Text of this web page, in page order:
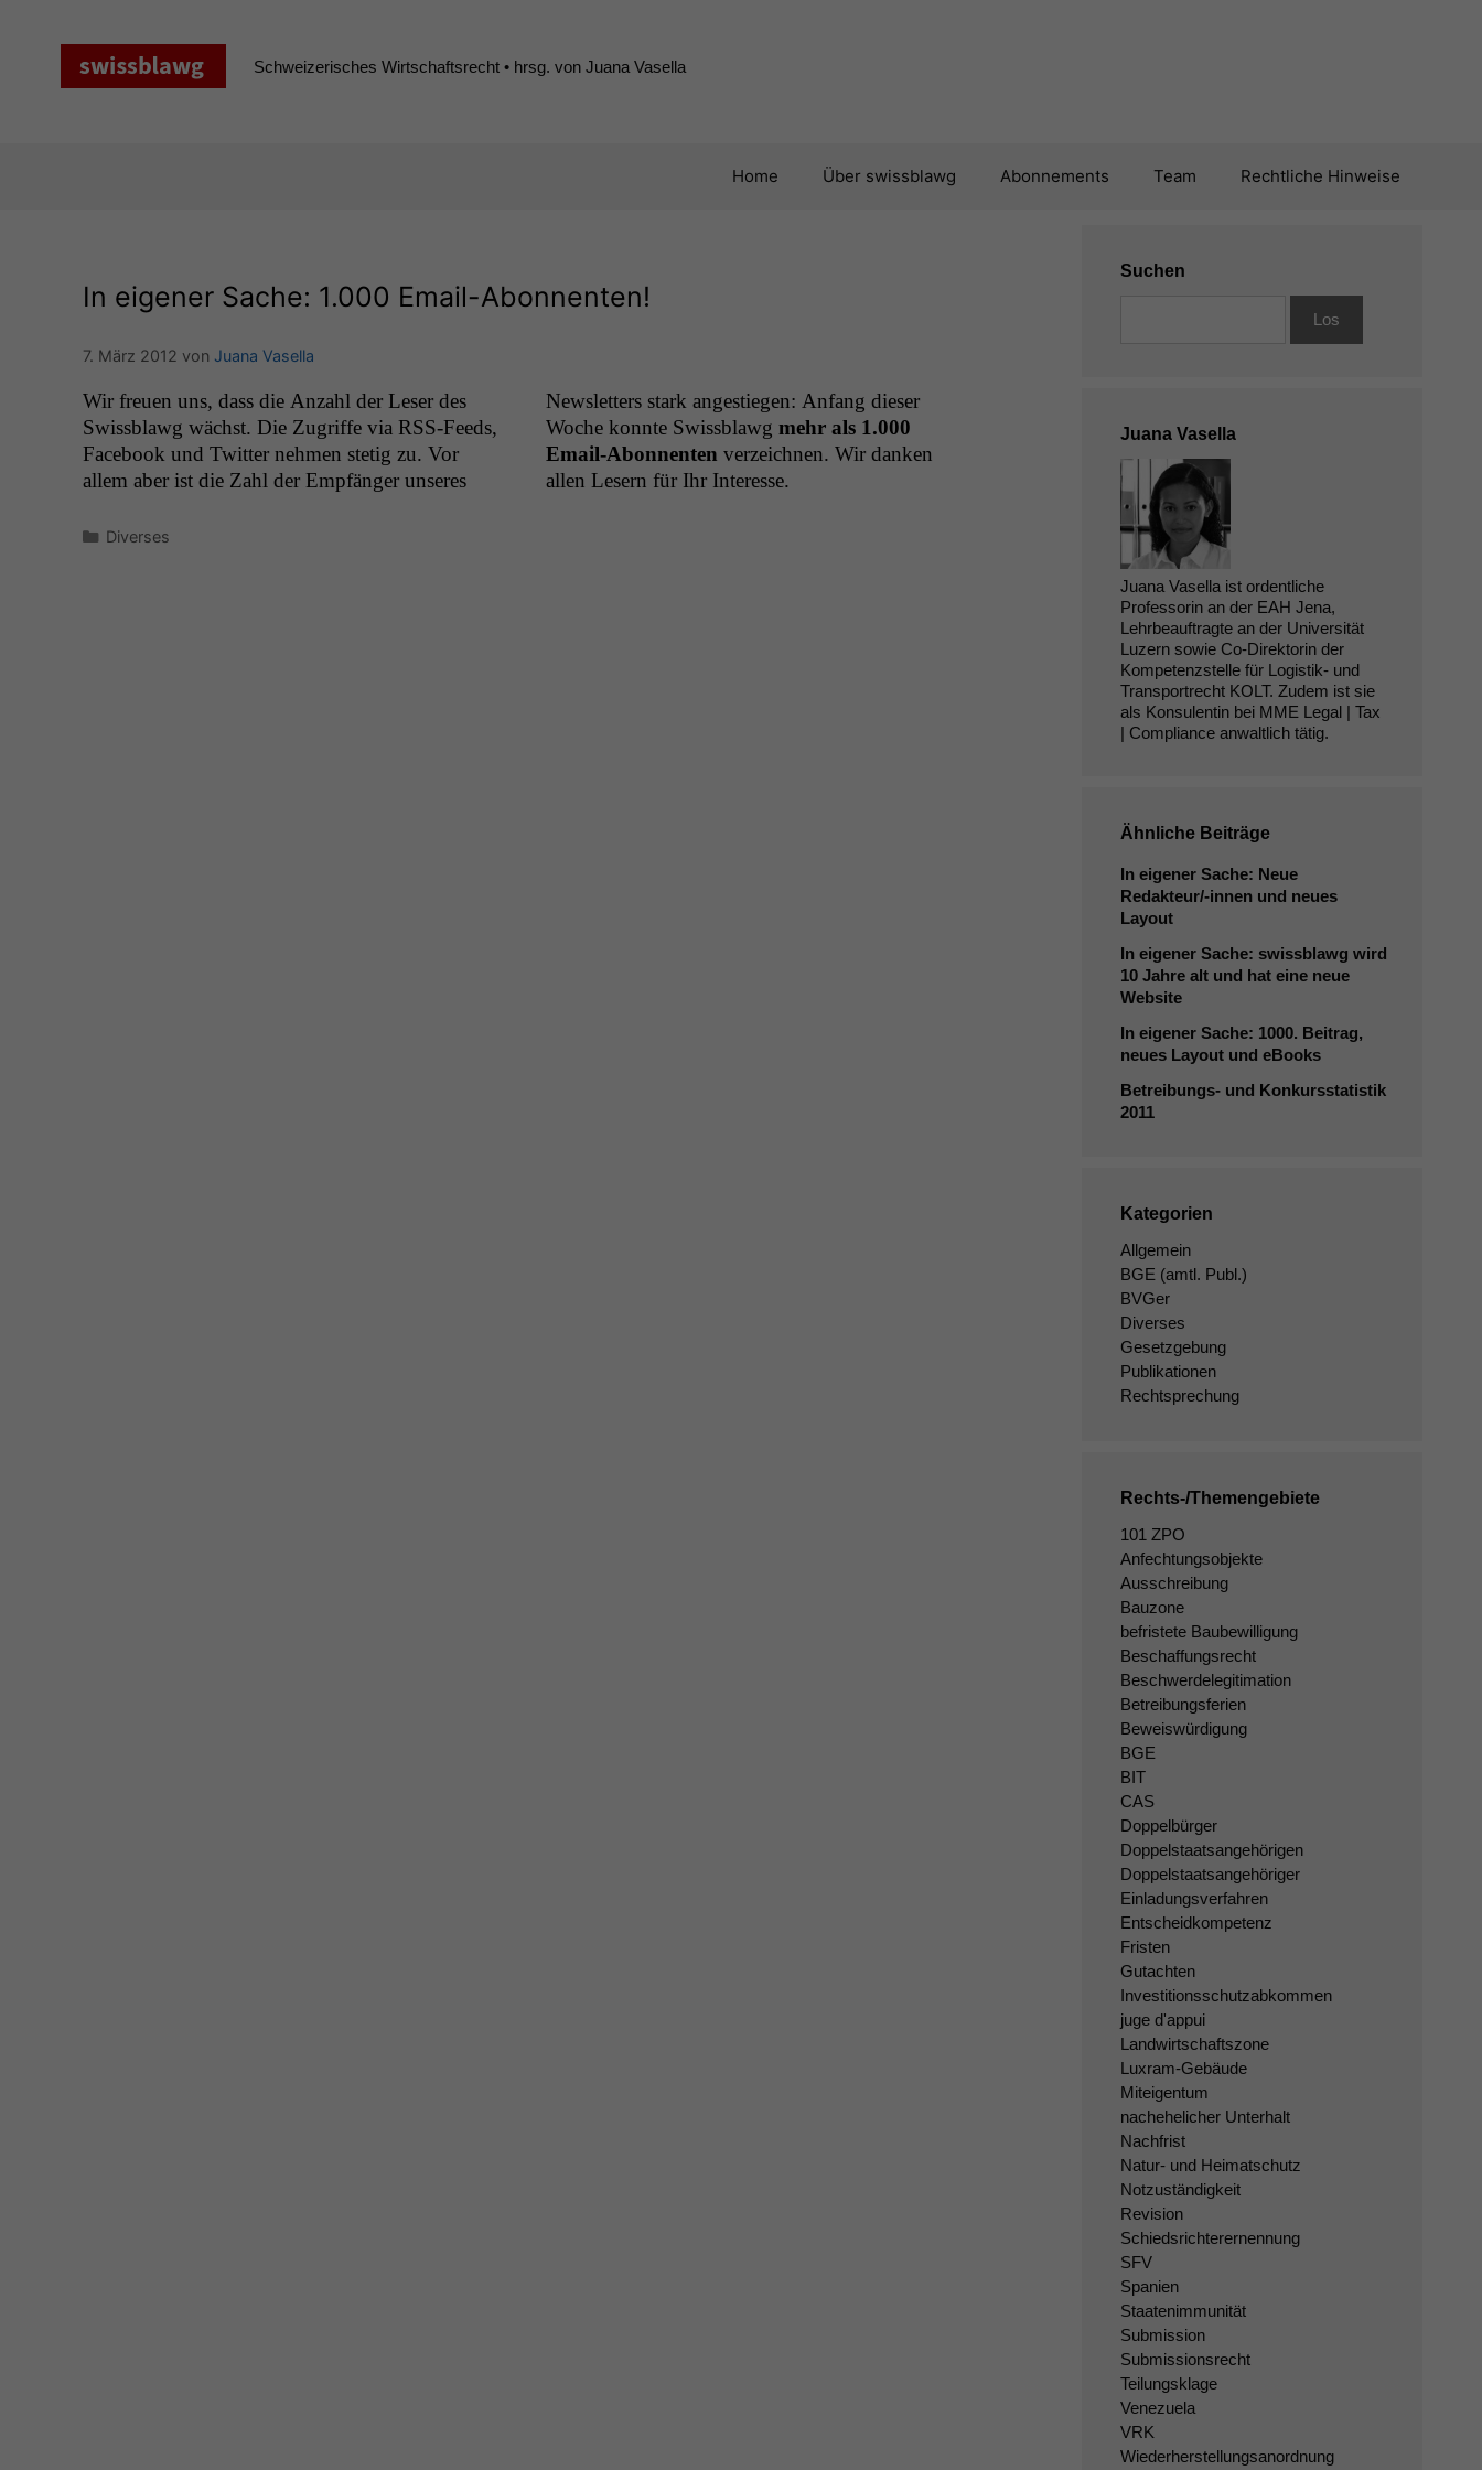
Schweizerisches Wirtschaftsrecht • hrsg. von Juana Vasella
Home Über swissblawg Abonnements Team Rechtliche Hinweise
In eigener Sache: 1.000 Email-Abonnenten!
7. März 2012 von Juana Vasella
Wir freuen uns, dass die Anzahl der Leser des
Swiss­blawg wächst. Die Zugriffe via RSS-Feeds,
Face­book und Twit­ter nehmen stetig zu. Vor
allem aber ist die Zahl der Empfänger unseres
Newslet­ters stark angestiegen: Anfang dieser
Woche kon­nte Swiss­blawg mehr als 1.000
Email-Abon­nen­ten verze­ich­nen. Wir danken
allen Lesern für Ihr Interesse.
Kategorien
Diverses
Suchen
Juana Vasella
Juana Vasella ist ordentliche
Professorin an der EAH Jena,
Lehrbeauftragte an der Universität
Luzern sowie Co-Direktorin der
Kompetenzstelle für Logistik- und
Transportrecht KOLT. Zudem ist sie
als Konsulentin bei MME Legal | Tax
| Compliance anwaltlich tätig.
Ähnliche Beiträge
In eigener Sache: Neue
Redakteur/-innen und neues
Layout
In eigener Sache: swissblawg wird
10 Jahre alt und hat eine neue
Website
In eigener Sache: 1000. Beitrag,
neues Layout und eBooks
Betreibungs- und Konkursstatistik
2011
Kategorien
Allgemein
BGE (amtl. Publ.)
BVGer
Diverses
Gesetzgebung
Publikationen
Rechtsprechung
Rechts-/Themengebiete
101 ZPO
Anfechtungsobjekte
Ausschreibung
Bauzone
befristete Baubewilligung
Beschaffungsrecht
Beschwerdelegitimation
Betreibungsferien
Beweiswürdigung
BGE
BIT
CAS
Doppelbürger
Doppelstaatsangehörigen
Doppelstaatsangehöriger
Einladungsverfahren
Entscheidkompetenz
Fristen
Gutachten
Investitionsschutzabkommen
juge d'appui
Landwirtschaftszone
Luxram-Gebäude
Miteigentum
nachehelicher Unterhalt
Nachfrist
Natur- und Heimatschutz
Notzuständigkeit
Revision
Schiedsrichterernennung
SFV
Spanien
Staatenimmunität
Submission
Submissionsrecht
Teilungsklage
Venezuela
VRK
Wiederherstellungsanordnung